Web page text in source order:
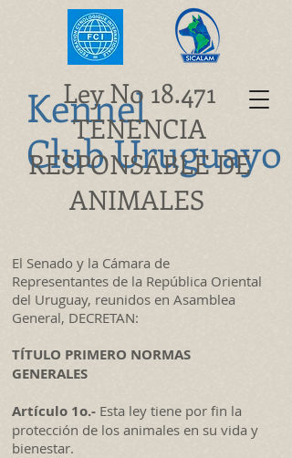
Kennel
Club Uruguayo
Ley No 18.471
TENENCIA
RESPONSABLE DE
ANIMALES
El Senado y la Cámara de
Representantes de la República Oriental
del Uruguay, reunidos en Asamblea
General, DECRETAN:
TÍTULO PRIMERO NORMAS
GENERALES
Artículo 1o.- Esta ley tiene por fin la
protección de los animales en su vida y
bienestar.